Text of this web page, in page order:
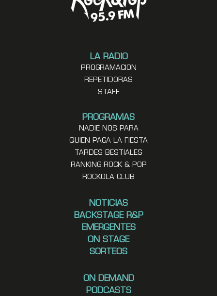
LA RADIO
PROGRAMACION
REPETIDORAS
STAFF
PROGRAMAS
NADIE NOS PARA
QUIEN PAGA LA FIESTA
TARDES BESTIALES
RANKING ROCK & POP
ROCKOLA CLUB
NOTICIAS
BACKSTAGE R&P
EMERGENTES
ON STAGE
SORTEOS
ON DEMAND
PODCASTS